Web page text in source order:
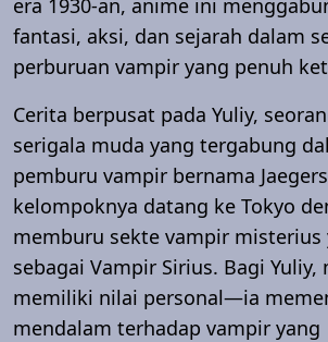
era 1930-an, anime ini
fantasi, aksi, dan sejarah dalam
perburuan vampir yang penuh
Cerita berpusat pada Yuliy,
serigala muda yang tergabung
pemburu vampir bernama
kelompoknya datang ke Tokyo
memburu sekte vampir misterius
sebagai Vampir Sirius. Bagi Yuliy,
memiliki nilai personal—ia
mendalam terhadap vampir yang